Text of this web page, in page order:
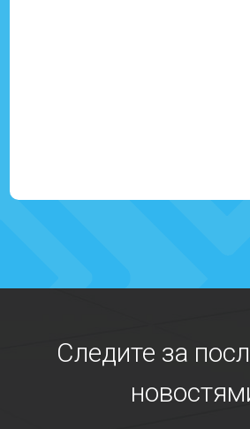
Следите за